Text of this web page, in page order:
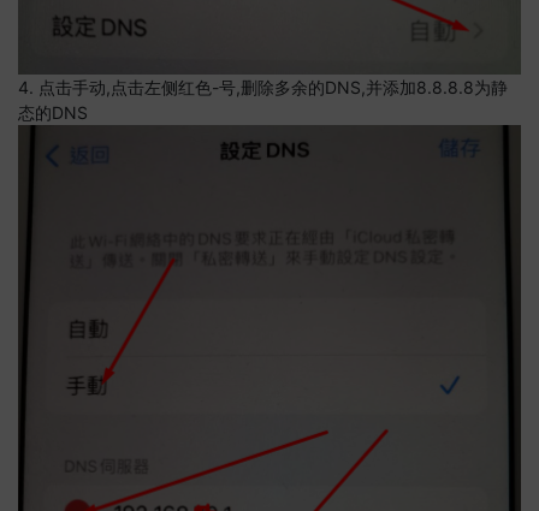
4. 点击手动,点击左侧红色-号,删除多余的DNS,并添加8.8.8.8为静
态的DNS